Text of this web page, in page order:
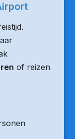
of reizen